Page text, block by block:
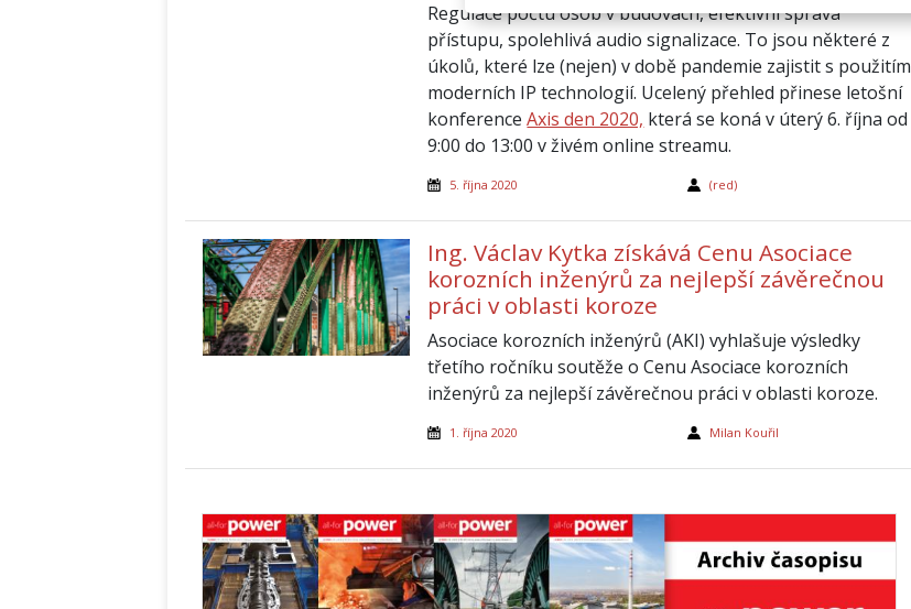
Regulace počtu osob v budovách, efektivní správa
přístupu, spolehlivá audio signalizace. To jsou některé z
úkolů, které lze (nejen) v době pandemie zajistit s použitím
moderních IP technologií. Ucelený přehled přinese letošní
konferenceAxis den 2020, která se koná v úterý 6. října od
9:00 do 13:00 v živém online streamu.
5. října 2020 (red)
Ing. Václav Kytka získává Cenu Asociace
korozních inženýrů za nejlepší závěrečnou
práci v oblasti koroze
Asociace korozních inženýrů (AKI) vyhlašuje výsledky
třetího ročníku soutěže o Cenu Asociace korozních
inženýrů za nejlepší závěrečnou práci v oblasti koroze.
1. října 2020 Milan Kouřil